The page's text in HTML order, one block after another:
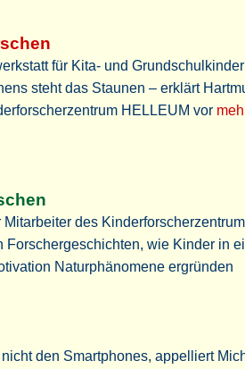
für Kita- und Grundschulkinder
steht das Staunen – erklärt
HELLEUM vor
des
Forschergeschichten, wie Kinder in
Naturphänomene ergründen
den Smartphones, appelliert